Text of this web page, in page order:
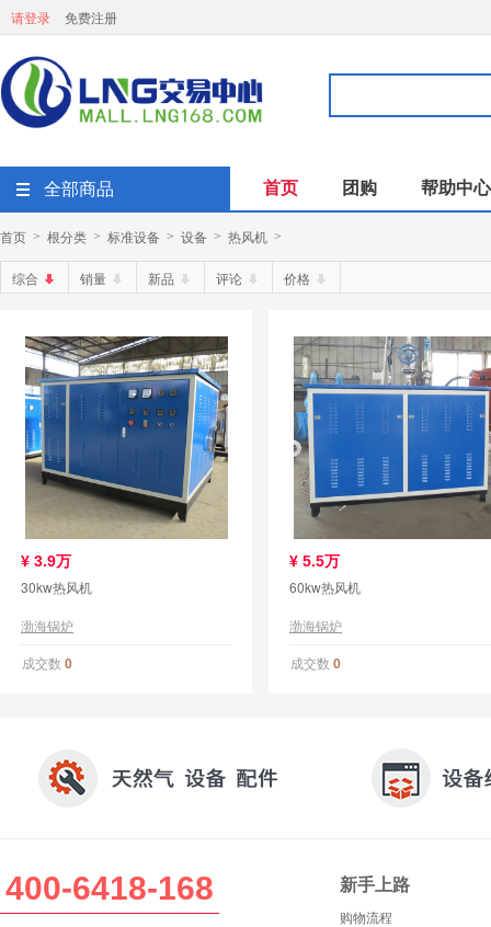
请登录 免费注册
全部商品 首页 团购 帮助中心
首页 > 根分类 > 标准设备 > 设备 > 热风机 >
综合 销量 新品 评论 价格
¥ 3.9万
30kw热风机
渤海锅炉
成交数 0
¥ 5.5万
60kw热风机
渤海锅炉
成交数 0
400-6418-168 新手上路
购物流程